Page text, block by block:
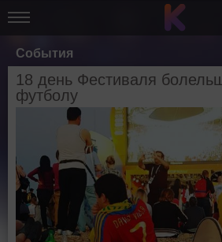
События
18 день Фестиваля
футболу